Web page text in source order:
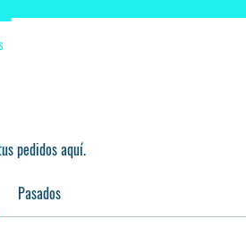
pedidos aquí.
Pasados